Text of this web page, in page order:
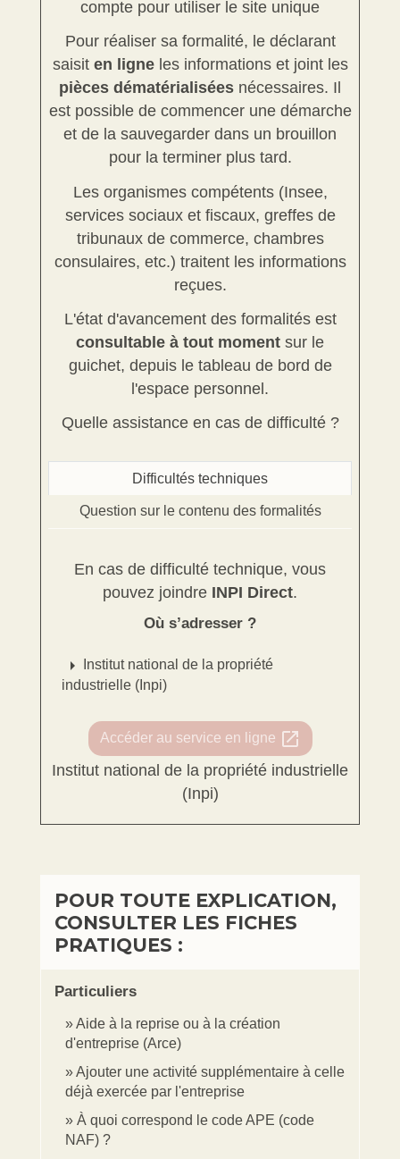
compte pour utiliser le site unique
Pour réaliser sa formalité, le déclarant
saisit en ligneles informations et joint les
pièces dématérialisées nécessaires. Il
est possible de commencer une démarche
et de la sauvegarder dans un brouillon
pour la terminer plus tard.
Les organismes compétents (Insee,
services sociaux et fiscaux, greffes de
tribunaux de commerce, chambres
consulaires, etc.) traitent les informations
reçues.
L'état d'avancement des formalités est
consultable à tout moment sur le
guichet, depuis le tableau de bord de
l'espace personnel.
Quelle assistance en cas de difficulté ?
Difficultés techniques
Question sur le contenu des formalités
En cas de difficulté technique, vous
pouvez joindre INPI Direct.
Où s’adresser ?
arrow_right
Institut national de la propriété
industrielle (Inpi)
Accéder au service en ligne open_in_new
Institut national de la propriété industrielle
(Inpi)
POUR TOUTE EXPLICATION,
CONSULTER LES FICHES
PRATIQUES :
Particuliers
Aide à la reprise ou à la création
d'entreprise (Arce)
Ajouter une activité supplémentaire à celle
déjà exercée par l'entreprise
À quoi correspond le code APE (code
NAF) ?